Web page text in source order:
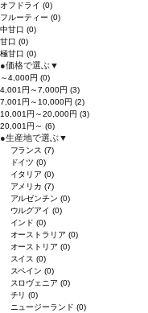
オフドライ (0)
フルーティー (0)
中甘口 (0)
甘口 (0)
極甘口 (0)
●価格で選ぶ▼
～4,000円 (0)
4,001円～7,000円 (3)
7,001円～10,000円 (2)
10,001円～20,000円 (3)
20,001円～ (6)
●生産地で選ぶ▼
フランス(7)
ドイツ(0)
イタリア(0)
アメリカ(7)
アルゼンチン(0)
ウルグアイ(0)
インド(0)
オーストラリア(0)
オーストリア(0)
スイス(0)
スペイン(0)
スロヴェニア(0)
チリ(0)
ニュージーランド(0)